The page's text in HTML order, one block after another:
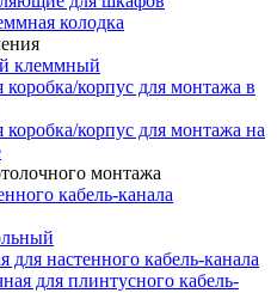
колодка
клеммный
коробка/корпус для монтажа в
коробка/корпус для монтажа на
монтажа
кабель-канала
для настенного кабель-канала
для плинтусного кабель-